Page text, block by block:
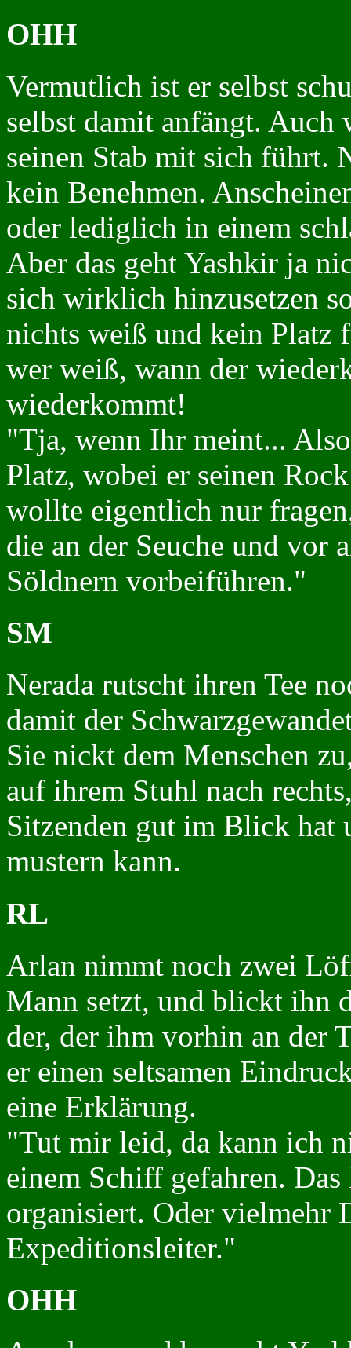
OHH
Vermutlich ist er selbst
selbst damit anfängt. Auch
seinen Stab mit sich führt.
kein Benehmen.
oder lediglich in einem
Aber das geht Yashkir ja
sich wirklich hinzusetzen
nichts weiß und kein Platz
wer weiß, wann der
wiederkommt!
"Tja, wenn Ihr meint...
Platz, wobei er seinen
wollte eigentlich nur
die an der Seuche und vor
Söldnern vorbeiführen."
SM
Nerada rutscht ihren Tee
damit der
Sie nickt dem Menschen
auf ihrem Stuhl nach
Sitzenden gut im Blick hat
mustern kann.
RL
Arlan nimmt noch zwei
Mann setzt, und blickt ihn
der, der ihm vorhin an der
er einen seltsamen
eine Erklärung.
"Tut mir leid, da kann ich
einem Schiff gefahren.
organisiert. Oder vielmehr
Expeditionsleiter."
OHH